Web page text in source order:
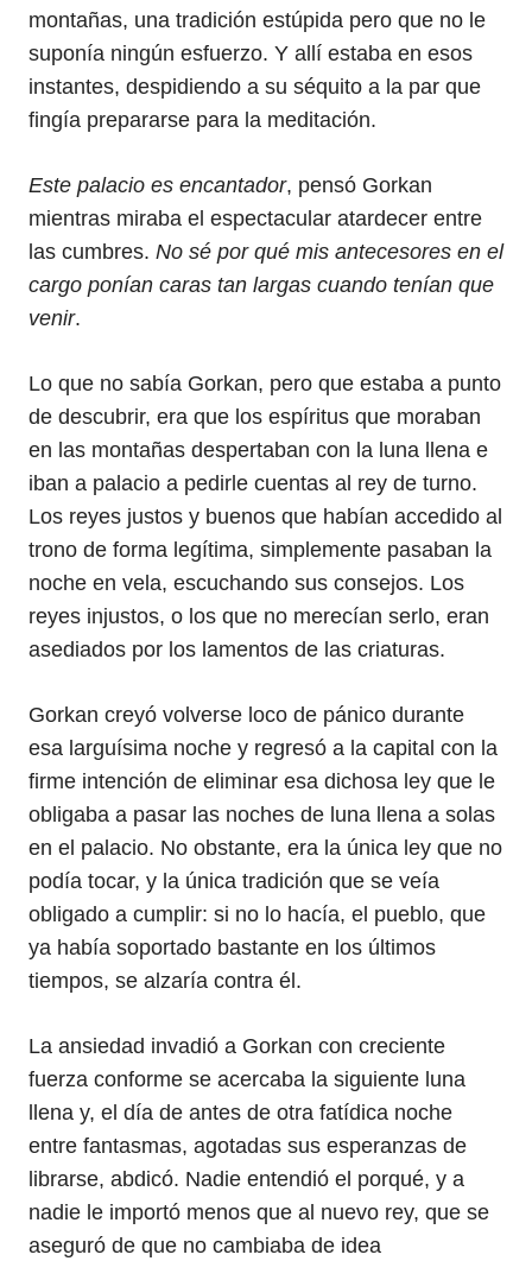
montañas, una tradición estúpida pero que no le
suponía ningún esfuerzo. Y allí estaba en esos
instantes, despidiendo a su séquito a la par que
fingía prepararse para la meditación.
Este palacio es encantador, pensó Gorkan
mientras miraba el espectacular atardecer entre
las cumbres. No sé por qué mis antecesores en el
cargo ponían caras tan largas cuando tenían que
venir.
Lo que no sabía Gorkan, pero que estaba a punto
de descubrir, era que los espíritus que moraban
en las montañas despertaban con la luna llena e
iban a palacio a pedirle cuentas al rey de turno.
Los reyes justos y buenos que habían accedido al
trono de forma legítima, simplemente pasaban la
noche en vela, escuchando sus consejos. Los
reyes injustos, o los que no merecían serlo, eran
asediados por los lamentos de las criaturas.
Gorkan creyó volverse loco de pánico durante
esa larguísima noche y regresó a la capital con la
firme intención de eliminar esa dichosa ley que le
obligaba a pasar las noches de luna llena a solas
en el palacio. No obstante, era la única ley que no
podía tocar, y la única tradición que se veía
obligado a cumplir: si no lo hacía, el pueblo, que
ya había soportado bastante en los últimos
tiempos, se alzaría contra él.
La ansiedad invadió a Gorkan con creciente
fuerza conforme se acercaba la siguiente luna
llena y, el día de antes de otra fatídica noche
entre fantasmas, agotadas sus esperanzas de
librarse, abdicó. Nadie entendió el porqué, y a
nadie le importó menos que al nuevo rey, que se
aseguró de que no cambiaba de idea